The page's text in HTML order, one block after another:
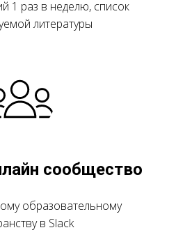
1 раз в неделю, список
литературы
сообщество
образовательному
в Slack